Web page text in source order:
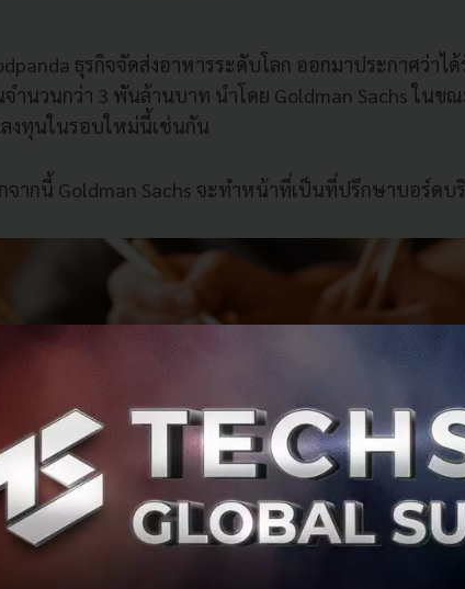
ธุรกิจจัดส่งอาหารระดับโลก ออกมาประกาศว่าไ
จำนวนกว่า 3 พันล้านบาท นำโดย Goldman Sachs ในข
ลงทุนในรอบใหม่นี้เช่นกัน
จากนี้ Goldman Sachs จะทำหน้าที่เป็นที่ปรึกษาบอร์ดบ